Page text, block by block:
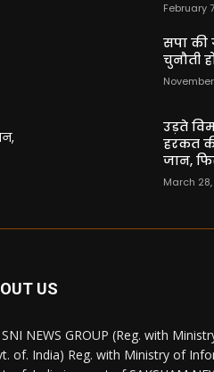
February
सपा की
चुनौती
उड़ते
हरकत
जान,
March 28,
US
NEWS GROUP (Reg. with
of. India) Reg. with Ministry of